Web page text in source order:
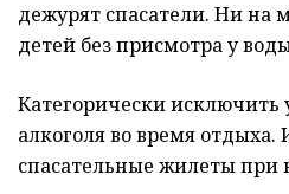
дежурят спасатели. Ни на
детей без присмотра у
Категорически исключить
алкоголя во время отдыха.
спасательные жилеты при